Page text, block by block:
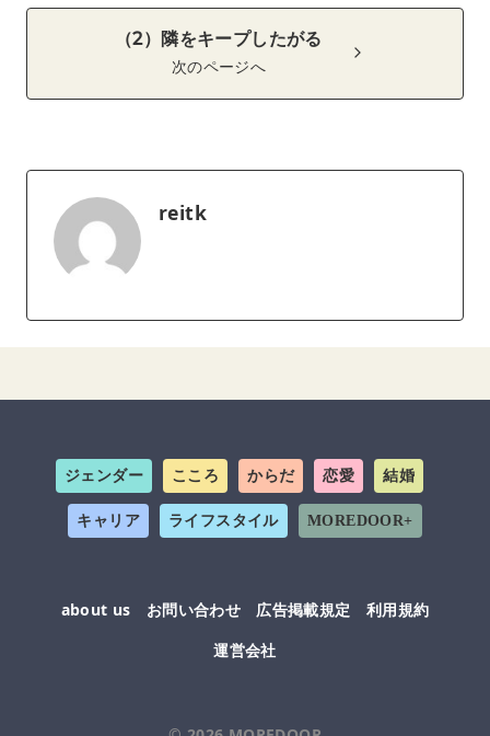
（2）隣をキープしたがる
次のページへ
reitk
ジェンダー こころ からだ 恋愛 結婚
キャリア ライフスタイル MOREDOOR+
about us お問い合わせ 広告掲載規定
利用規約
運営会社